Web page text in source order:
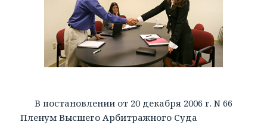
В постановлении от 20 декабря 2006 г. N 66
Пленум Высшего Арбитражного Суда